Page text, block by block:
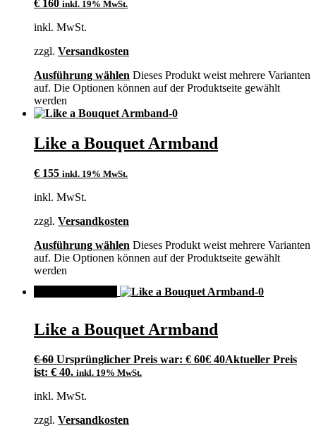
€ 160 inkl. 19% MwSt.
inkl. MwSt.
zzgl. Versandkosten
Ausführung wählen Dieses Produkt weist mehrere Varianten
auf. Die Optionen können auf der Produktseite gewählt
werden
Like a Bouquet Armband
€ 155 inkl. 19% MwSt.
inkl. MwSt.
zzgl. Versandkosten
Ausführung wählen Dieses Produkt weist mehrere Varianten
auf. Die Optionen können auf der Produktseite gewählt
werden
Like a Bouquet Armband
€60 Ursprünglicher Preis war: € 60€ 40Aktueller Preis
ist: € 40. inkl. 19% MwSt.
inkl. MwSt.
zzgl. Versandkosten